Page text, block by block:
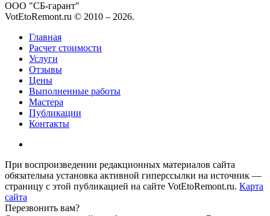
ООО "СБ-гарант"
VotEtoRemont.ru © 2010 – 2026.
Главная
Расчет стоимости
Услуги
Отзывы
Цены
Выполненные работы
Мастера
Публикации
Контакты
При воспроизведении редакционных материалов сайта
обязательна установка активной гиперссылки на источник —
страницу с этой публикацией на сайте VotEtoRemont.ru. Карта
сайта
Перезвонить вам?